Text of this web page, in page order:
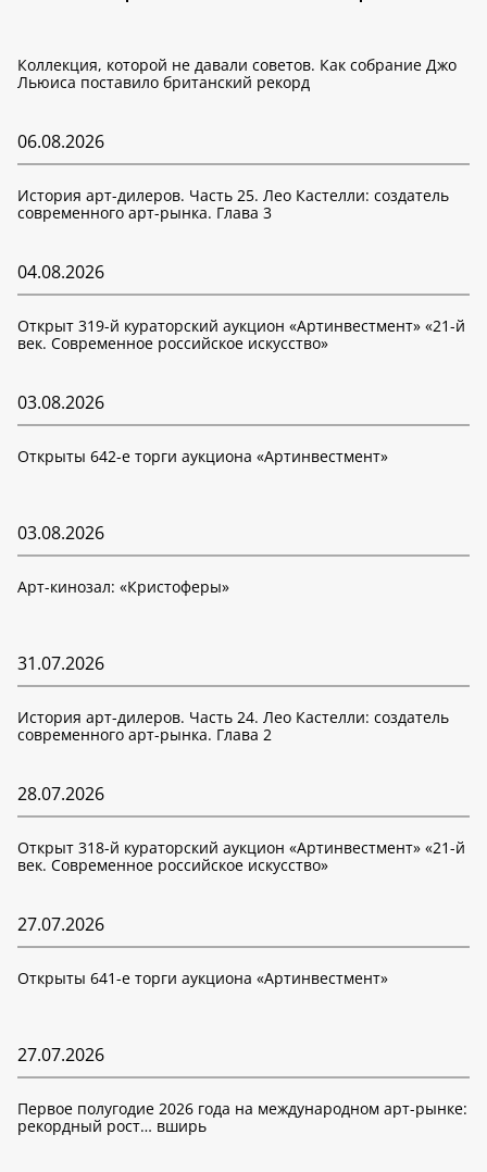
Коллекция, которой не давали советов. Как собрание Джо
Льюиса поставило британский рекорд
06.08.2026
История арт-дилеров. Часть 25. Лео Кастелли: создатель
современного арт-рынка. Глава 3
04.08.2026
Открыт 319-й кураторский аукцион «Артинвестмент» «21-й
век. Современное российское искусство»
03.08.2026
Открыты 642-е торги аукциона «Артинвестмент»
03.08.2026
Арт-кинозал: «Кристоферы»
31.07.2026
История арт-дилеров. Часть 24. Лео Кастелли: создатель
современного арт-рынка. Глава 2
28.07.2026
Открыт 318-й кураторский аукцион «Артинвестмент» «21-й
век. Современное российское искусство»
27.07.2026
Открыты 641-е торги аукциона «Артинвестмент»
27.07.2026
Первое полугодие 2026 года на международном арт-рынке:
рекордный рост… вширь